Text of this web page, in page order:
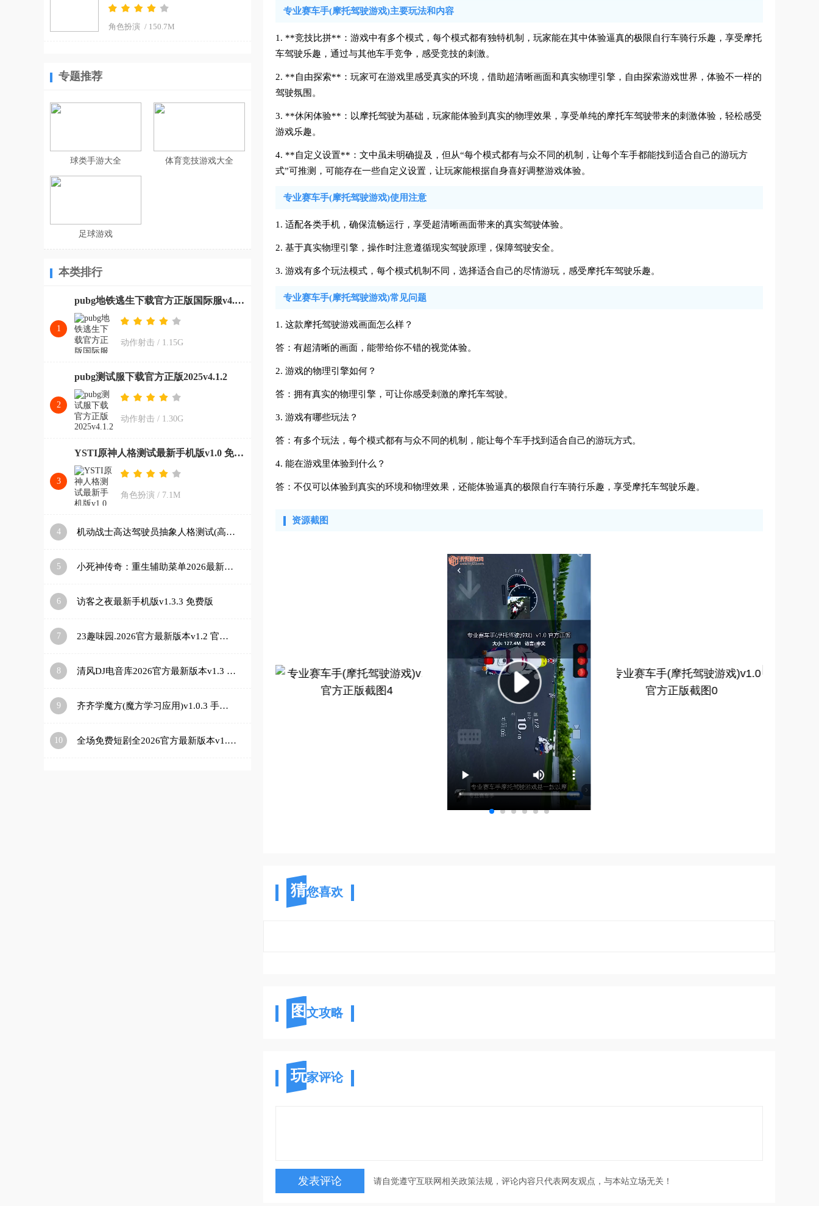
角色扮演 / 150.7M
专题推荐
球类手游大全 体育竞技游戏大全
足球游戏
本类排行
1
pubg地铁逃生下载官方正版国际服v4.0.0
动作射击 / 1.15G
2
pubg测试服下载官方正版2025v4.1.2
动作射击 / 1.30G
3
YSTI原神人格测试最新手机版v1.0 免费版
角色扮演 / 7.1M
4 机动战士高达驾驶员抽象人格测试(高达人格测试app)v1.0 安卓版
5 小死神传奇：重生辅助菜单2026最新版本v1.2.24 免费版
6 访客之夜最新手机版v1.3.3 免费版
7 23趣味园.2026官方最新版本v1.2 官方正版
8 清风DJ电音库2026官方最新版本v1.3 官方正版
9 齐齐学魔方(魔方学习应用)v1.0.3 手机版
10 全场免费短剧全2026官方最新版本v1.0.0 免费版
专业赛车手(摩托驾驶游戏)主要玩法和内容
1. **竞技比拼**：游戏中有多个模式，每个模式都有独特机制，玩家能在其中体验逼真的极限自行车骑行乐趣，享受摩托
车驾驶乐趣，通过与其他车手竞争，感受竞技的刺激。
2. **自由探索**：玩家可在游戏里感受真实的环境，借助超清晰画面和真实物理引擎，自由探索游戏世界，体验不一样的
驾驶氛围。
3. **休闲体验**：以摩托驾驶为基础，玩家能体验到真实的物理效果，享受单纯的摩托车驾驶带来的刺激体验，轻松感受
游戏乐趣。
4. **自定义设置**：文中虽未明确提及，但从“每个模式都有与众不同的机制，让每个车手都能找到适合自己的游玩方
式”可推测，可能存在一些自定义设置，让玩家能根据自身喜好调整游戏体验。
专业赛车手(摩托驾驶游戏)使用注意
1. 适配各类手机，确保流畅运行，享受超清晰画面带来的真实驾驶体验。
2. 基于真实物理引擎，操作时注意遵循现实驾驶原理，保障驾驶安全。
3. 游戏有多个玩法模式，每个模式机制不同，选择适合自己的尽情游玩，感受摩托车驾驶乐趣。
专业赛车手(摩托驾驶游戏)常见问题
1. 这款摩托驾驶游戏画面怎么样？
答：有超清晰的画面，能带给你不错的视觉体验。
2. 游戏的物理引擎如何？
答：拥有真实的物理引擎，可让你感受刺激的摩托车驾驶。
3. 游戏有哪些玩法？
答：有多个玩法，每个模式都有与众不同的机制，能让每个车手找到适合自己的游玩方式。
4. 能在游戏里体验到什么？
答：不仅可以体验到真实的环境和物理效果，还能体验逼真的极限自行车骑行乐趣，享受摩托车驾驶乐趣。
资源截图
猜您喜欢
图文攻略
玩家评论
请自觉遵守互联网相关政策法规，评论内容只代表网友观点，与本站立场无关！